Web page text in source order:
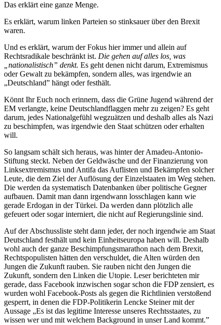
Das erklärt eine ganze Menge.
Es erklärt, warum linken Parteien so stinksauer über den Brexit
waren.
Und es erklärt, warum der Fokus hier immer und allein auf
Rechtsradikale beschränkt ist. Die gehen auf alles los, was
„nationalistisch” denkt. Es geht denen nicht darum, Extremismus
oder Gewalt zu bekämpfen, sondern alles, was irgendwie an
„Deutschland” hängt oder festhält.
Könnt Ihr Euch noch erinnern, dass die Grüne Jugend während der
EM verlangte, keine Deutschlandflaggen mehr zu zeigen? Es geht
darum, jedes Nationalgefühl wegzuätzen und deshalb alles als Nazi
zu beschimpfen, was irgendwie den Staat schützen oder erhalten
will.
So langsam schält sich heraus, was hinter der Amadeu-Antonio-
Stiftung steckt. Neben der Geldwäsche und der Finanzierung von
Linksextremismus und Antifa das Auflisten und Bekämpfen solcher
Leute, die dem Ziel der Auflösung der Einzelstaaten im Weg stehen.
Die werden da systematisch Datenbanken über politische Gegner
aufbauen. Damit man dann irgendwann losschlagen kann wie
gerade Erdogan in der Türkei. Da werden dann plötzlich alle
gefeuert oder sogar interniert, die nicht auf Regierungslinie sind.
Auf der Abschussliste steht dann jeder, der noch irgendwie am Staat
Deutschland festhält und kein Einheitseuropa haben will. Deshalb
wohl auch der ganze Beschimpfungsmarathon nach dem Brexit,
Rechtspopulisten hätten den verschuldet, die Alten würden den
Jungen die Zukunft rauben. Sie rauben nicht den Jungen die
Zukunft, sondern den Linken die Utopie. Leser berichteten mir
gerade, dass Facebook inzwischen sogar schon die FDP zensiert, es
wurden wohl Facebook-Posts als gegen die Richtlinien verstoßend
gesperrt, in denen die FDP-Politikerin Lencke Steiner mit der
Aussage „Es ist das legitime Interesse unseres Rechtsstaates, zu
wissen wer und mit welchem Background in unser Land kommt.”